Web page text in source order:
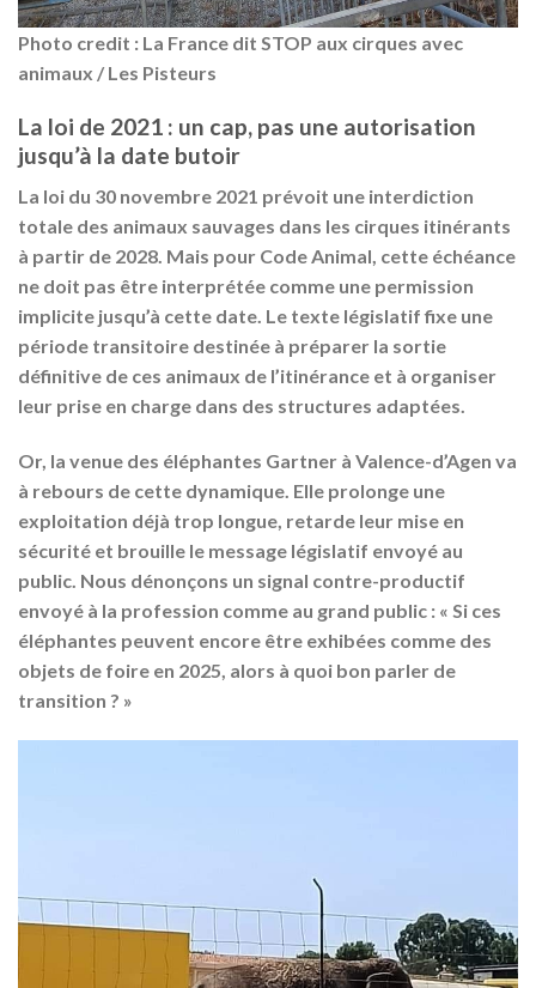
Photo credit : La France dit STOP aux cirques avec
animaux / Les Pisteurs
La loi de 2021 : un cap, pas une autorisation
jusqu’à la date butoir
La loi du 30 novembre 2021 prévoit une interdiction
totale des animaux sauvages dans les cirques itinérants
à partir de 2028. Mais pour Code Animal, cette échéance
ne doit pas être interprétée comme une permission
implicite jusqu’à cette date. Le texte législatif fixe une
période transitoire destinée à préparer la sortie
définitive de ces animaux de l’itinérance et à organiser
leur prise en charge dans des structures adaptées.
Or, la venue des éléphantes Gartner à Valence-d’Agen va
à rebours de cette dynamique. Elle prolonge une
exploitation déjà trop longue, retarde leur mise en
sécurité et brouille le message législatif envoyé au
public. Nous dénonçons un signal contre-productif
envoyé à la profession comme au grand public : « Si ces
éléphantes peuvent encore être exhibées comme des
objets de foire en 2025, alors à quoi bon parler de
transition ? »